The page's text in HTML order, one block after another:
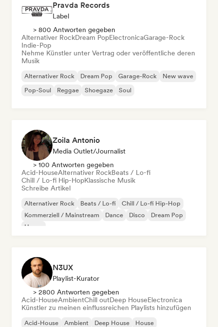
Pravda Records
Label
> 800 Antworten gegeben
Alternativer RockDream PopElectronicaGarage-Rock
Indie-Pop
Nehme Künstler unter Vertrag oder veröffentliche deren
Musik
Alternativer Rock Dream Pop Garage-Rock
New wave
Pop-Soul
Reggae Shoegaze Soul
Zoila Antonio
Media Outlet/Journalist
> 100 Antworten gegeben
Acid-HouseAlternativer RockBeats / Lo-fi
Chill / Lo-fi Hip-HopKlassische Musik
Schreibe Artikel
Alternativer Rock Beats / Lo-fi
Chill / Lo-fi Hip-Hop
Kommerziell / Mainstream
Dance Disco
Dream Pop
House
N3UX
Playlist-Kurator
> 2800 Antworten gegeben
Acid-HouseAmbientChill outDeep HouseElectronica
Künstler zu meinen einflussreichen Playlists hinzufügen
Acid-House Ambient Deep House
House